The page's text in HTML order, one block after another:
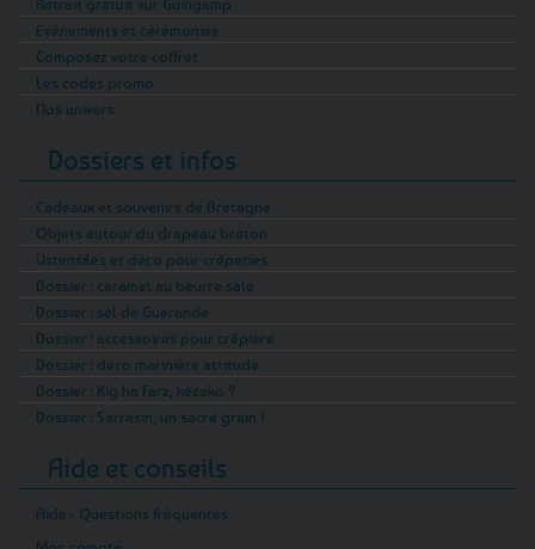
Retrait gratuit sur Guingamp
Evénements et cérémonies
Composez votre coffret
Les codes promo
Nos univers
Dossiers et infos
Cadeaux et souvenirs de Bretagne
Objets autour du drapeau breton
Ustensiles et déco pour crêperies
Dossier : caramel au beurre salé
Dossier : sel de Guérande
Dossier : accessoires pour crêpière
Dossier : déco marinière attitude
Dossier : Kig ha Farz, kézako ?
Dossier : Sarrasin, un sacré grain !
Aide et conseils
Aide - Questions fréquentes